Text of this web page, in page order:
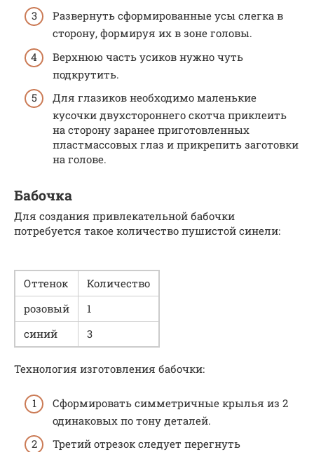
Развернуть сформированные усы слегка в
сторону, формируя их в зоне головы.
Верхнюю часть усиков нужно чуть
подкрутить.
Для глазиков необходимо маленькие
кусочки двухстороннего скотча приклеить
на сторону заранее приготовленных
пластмассовых глаз и прикрепить заготовки
на голове.
Бабочка
Для создания привлекательной бабочки
потребуется такое количество пушистой синели:
Оттенок
Количество
розовый
1
синий
3
Технология изготовления бабочки:
Сформировать симметричные крылья из 2
одинаковых по тону деталей.
Третий отрезок следует перегнуть